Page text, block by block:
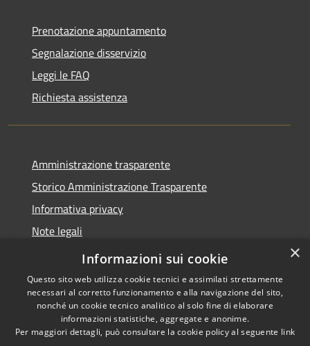
Prenotazione appuntamento
Segnalazione disservizio
Leggi le FAQ
Richiesta assistenza
Amministrazione trasparente
Storico Amministrazione Trasparente
Informativa privacy
Note legali
Dichiarazione di accessibilità
Accessibilità
Copyright © 2026 • Comune di
Castellalto • Powered by
×
Informazioni sui cookie
Questo sito web utilizza cookie tecnici e assimilati strettamente
necessari al corretto funzionamento e alla navigazione del sito,
nonché un cookie tecnico analitico al solo fine di elaborare
informazioni statistiche, aggregate e anonime.
Per maggiori dettagli, può consultare la cookie policy al seguente link